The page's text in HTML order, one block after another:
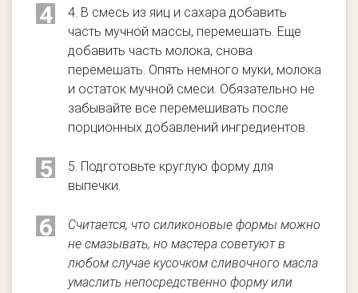
4
4. В смесь из яиц и сахара добавить
часть мучной массы, перемешать. Еще
добавить часть молока, снова
перемешать. Опять немного муки, молока
и остаток мучной смеси. Обязательно не
забывайте все перемешивать после
порционных добавлений ингредиентов.
5
5. Подготовьте круглую форму для
выпечки.
6
Считается, что силиконовые формы можно
не смазывать, но мастера советуют в
любом случае кусочком сливочного масла
умаслить непосредственно форму или